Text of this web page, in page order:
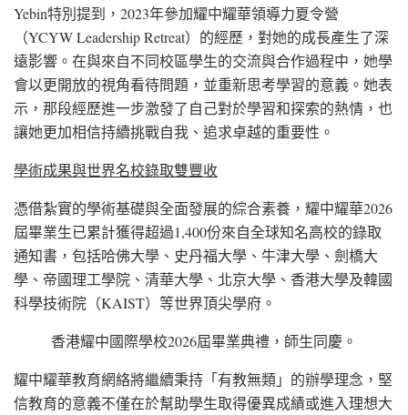
Yebin特別提到，2023年參加耀中耀華領導力夏令營
（YCYW Leadership Retreat）的經歷，對她的成長產生了深
遠影響。在與來自不同校區學生的交流與合作過程中，她學
會以更開放的視角看待問題，並重新思考學習的意義。她表
示，那段經歷進一步激發了自己對於學習和探索的熱情，也
讓她更加相信持續挑戰自我、追求卓越的重要性。
學術成果與世界名校錄取雙豐收
憑借紮實的學術基礎與全面發展的綜合素養，耀中耀華2026
屆畢業生已累計獲得超過1,400份來自全球知名高校的錄取
通知書，包括哈佛大學、史丹福大學、牛津大學、劍橋大
學、帝國理工學院、清華大學、北京大學、香港大學及韓國
科學技術院（KAIST）等世界頂尖學府。
香港耀中國際學校2026屆畢業典禮，師生同慶。
耀中耀華教育網絡將繼續秉持「有教無類」的辦學理念，堅
信教育的意義不僅在於幫助學生取得優異成績或進入理想大